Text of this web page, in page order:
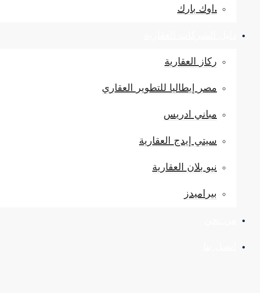
.اوك بارك
ركاز العقارية
مصر إيطاليا للتطوير العقاري
مباني ادريس
سيتي إيدج العقارية
نيو بلان العقارية
بيراميدز